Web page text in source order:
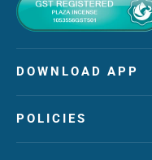
DOWNLOAD APP
POLICIES